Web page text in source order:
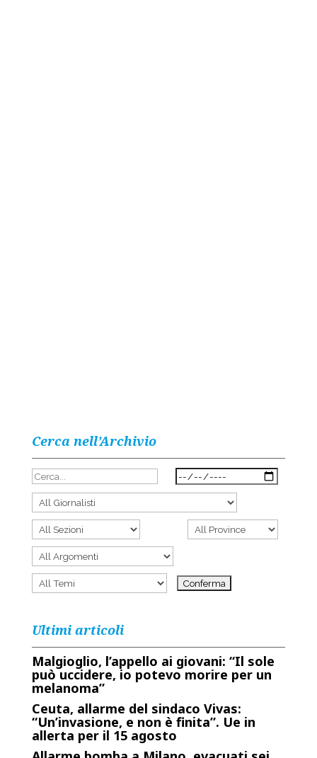
Cerca nell’Archivio
Ultimi articoli
Malgioglio, l’appello ai giovani: “Il sole
può uccidere, io potevo morire per un
melanoma”
Ceuta, allarme del sindaco Vivas:
“Un’invasione, e non è finita”. Ue in
allerta per il 15 agosto